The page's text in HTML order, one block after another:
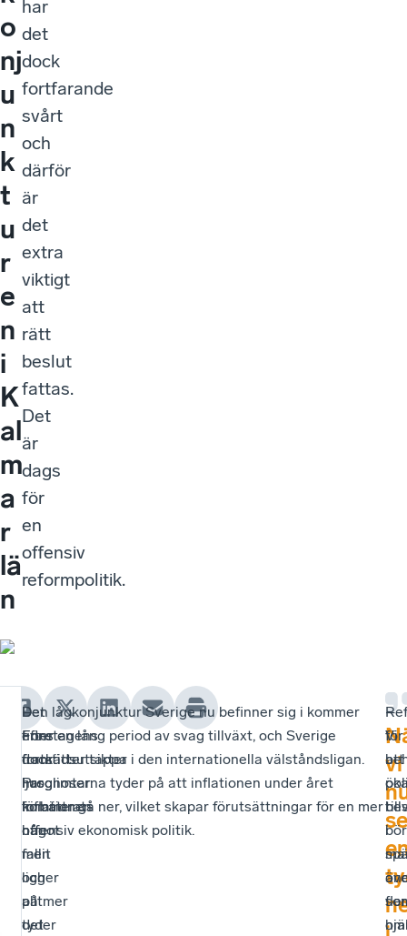
o
nj
u
n
k
t
u
r
e
n
i
K
al
m
a
r
lä
n
har
det
dock
fortfarande
svårt
och
därför
är
det
extra
viktigt
att
rätt
beslut
fattas.
Det
är
dags
för
en
offensiv
reformpolitik.
Det
finns
dock
ljusglimtar.
Inflationen
har
fallit
och
alltmer
tyder
–
Företagens
framtidsutsikter
har
förbättrats
något
men
ligger
på
det
Den lågkonjunktur Sverige nu befinner sig i kommer
efter en lång period av svag tillväxt, och Sverige
fortsätter tappa i den internationella välståndsligan.
Prognoserna tyder på att inflationen under året
kommer gå ner, vilket skapar förutsättningar för en mer
offensiv ekonomisk politik.
vi
–
Vi
i
för
att
bör